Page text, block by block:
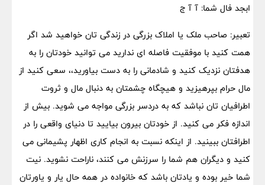
ابجد فال شما: آ آ ج
تعبیر: صاحب ملک یا املاک بزرگی در زندگی تان خواهید شد اگر
همت کنید با موفقیت فاصله ای ندارید می توانید خودتان را به
هدفتان نزدیک کنید و شادمانی را به دست بیاورید،، سعی کنید از
مال حرام بپرهیزید و هیچگاه چشمتان به دنبال مال و ثروت
اطرافیان تان نباشد که به دردسر بزرگی مواجه می شوید. بیش از
اندازه فکر می کنید. از خودتان بیرون بیایید تا دنیای واقعی را در
اطرافتان ببینید. از اینکه نسبت به انجام کاری اظهار پشیمانی می
کنید و دیگران هم شما را سرزنش می کنند، ناراحت نشوید. نیت
شما خیر بوده و یادتان باشد که خانواده در همه حال یار و یاورتان